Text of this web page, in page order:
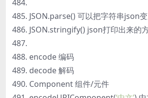
JSON.parse() 可以把字符串json
JSON.stringify() json打印出来的
encode 编码
decode 解码
Component 组件/元件